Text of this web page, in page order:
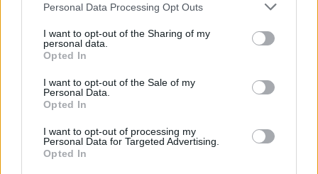
Personal Data Processing Opt Outs
I want to opt-out of the Sharing of my
personal data.
Opted In
I want to opt-out of the Sale of my
Personal Data.
Opted In
I want to opt-out of processing my
Personal Data for Targeted Advertising.
Opted In
bútorok, szőnyegek, üveg, porcelán és ezüst tárgyak, ékszerek,
gyűjtemények árverezése. Ingyenes értékbecslés. Árveréseinkre
a tárgyfelvétel folyamatos.
GALÉRIA TOVÁBBI MŰTÁRGYAI